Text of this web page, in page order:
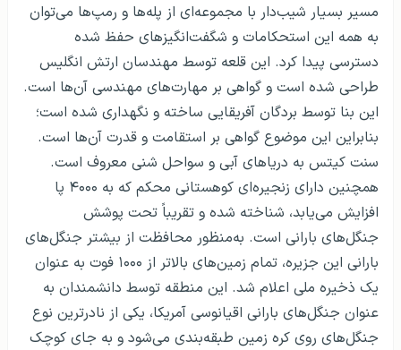
مسیر بسیار شیب‌دار با مجموعه‌ای از پله‌ها و رمپ‌ها می‌توان
به همه این استحکامات و شگفت‌انگیزهای حفظ شده
دسترسی پیدا کرد. این قلعه توسط مهندسان ارتش انگلیس
طراحی شده است و گواهی بر مهارت‌های مهندسی آن‌ها است.
این بنا توسط بردگان آفریقایی ساخته و نگهداری شده است؛
بنابراین این موضوع گواهی بر استقامت و قدرت آن‌ها است.
سنت کیتس‌ به دریاهای آبی و سواحل شنی معروف است.
همچنین دارای زنجیره‌ای کوهستانی محکم که به ۴۰۰۰ پا
افزایش می‌یابد، شناخته شده و تقریباً تحت پوشش
جنگل‌های بارانی است. به‌منظور محافظت از بیشتر جنگل‌های
بارانی این جزیره، تمام زمین‌های بالاتر از ۱۰۰۰ فوت به عنوان
یک ذخیره ملی اعلام شد. این منطقه توسط دانشمندان به
عنوان جنگل‌های بارانی اقیانوسی آمریکا، یکی از نادرترین نوع
جنگل‌های روی کره زمین طبقه‌بندی می‌شود و به جای کوچک